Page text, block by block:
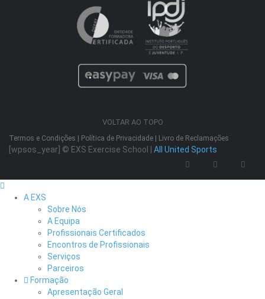
VOLTAR AO TOPO
Termos e Condições Política de Privacidade Livro de Reclamações
[wpsos_year] © EXS Exercise School | All United Sports
A EXS
Sobre Nós
A Equipa
Profissionais Certificados
Encontros de Profissionais
Serviços
Parceiros
Formação
Apresentação Geral